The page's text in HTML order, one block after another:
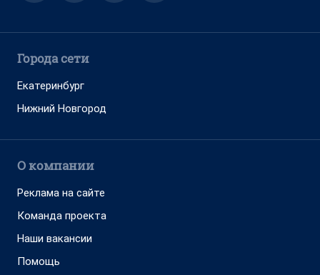
Города сети
Екатеринбург
Нижний Новгород
О компании
Реклама на сайте
Команда проекта
Наши вакансии
Помощь